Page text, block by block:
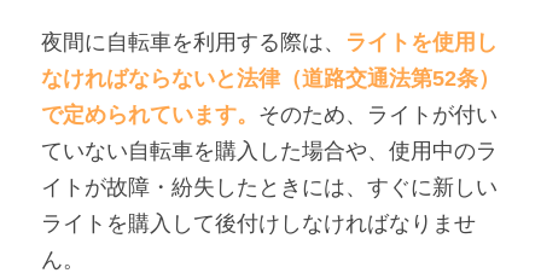
夜間に自転車を利用する際は、 ライトを使用し
なければならないと法律（道路交通法第52条）
で定められています。 そのため、ライトが付い
ていない自転車を購入した場合や、使用中のラ
イトが故障・紛失したときには、すぐに新しい
ライトを購入して後付けしなければなりませ
ん。